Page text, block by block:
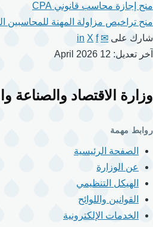
منح إجازة محاسب قانوني CPA
منح تراخيص مزاولة المهنة للمحاسبين
شارك على ✉
in X f
آخر تعديل: 12 April 2026
وزارة الاقتصاد والصناعة
روابط مهمة
الصفحة الرئيسية
عن الوزارة
الهيكل التنظيمي
القوانين واللوائح
الخدمات الإلكترونية